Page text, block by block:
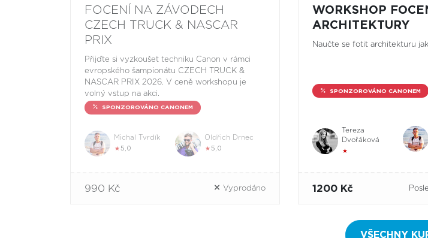
FOCENÍ NA ZÁVODECH
CZECH TRUCK & NASCAR
PRIX
Přijďte si vyzkoušet techniku Canon v rámci
evropského šampionátu CZECH TRUCK &
NASCAR PRIX 2026. V ceně workshopu je
volný vstup na akci.
SPONZOROVÁNO CANONEM
Michal Tvrdík
★ 5,0
Oldřich Drnec
★ 5,0
990 Kč Vyprodáno
WORKSHOP
ARCHITEKTURY
Naučte se fotit architekturu
SPONZOROVÁNO CANONEM
Tereza
Dvořáková
★
1200 Kč
VŠECHNY